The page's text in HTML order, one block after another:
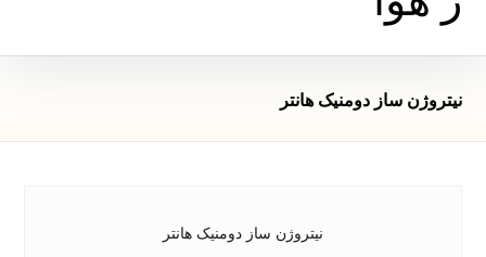
نیتروژن ساز دومنیک هانتر
نیتروژن ساز دومنیک هانتر